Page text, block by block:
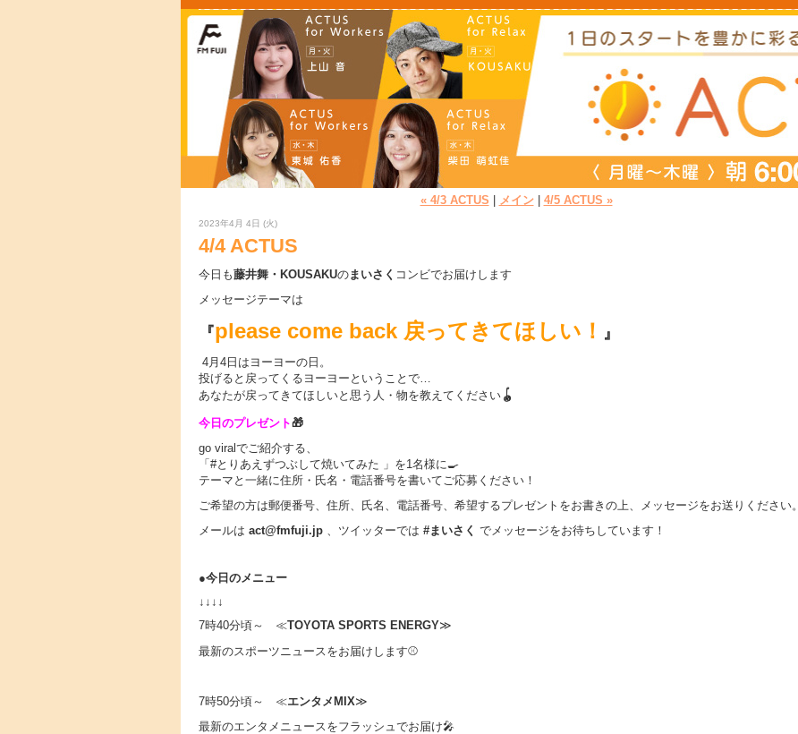
« 4/3 ACTUS メイン| 4/5 ACTUS »
2023年4月 4日 (火)
4/4 ACTUS
今日も藤井舞・KOUSAKUのまいさく コンビでお届けします
メッセージテーマは
『please come back 戻ってきてほしい！ 』
4月4日はヨーヨーの日。
投げると戻ってくるヨーヨーということで…
あなたが戻ってきてほしいと思う人・物を教えてください 🪀
今日のプレゼント🎁
go viralでご紹介する、
「#とりあえずつぶして焼いてみた 」を1名様に🍳
テーマと一緒に住所・氏名・電話番号を書いてご応募ください！
ご希望の方は郵便番号、住所、氏名、電話番号、希望するプレゼントをお書きの上、メッセージをお送りください。
メールは act@fmfuji.jp 、ツイッターでは #まいさく でメッセージをお待ちしています！
●今日のメニュー
↓↓↓↓
7時40分頃～ ≪TOYOTA SPORTS ENERGY≫
最新のスポーツニュースをお届けします⚾
7時50分頃～ ≪エンタメMIX≫
最新のエンタメニュースをフラッシュでお届け🎤